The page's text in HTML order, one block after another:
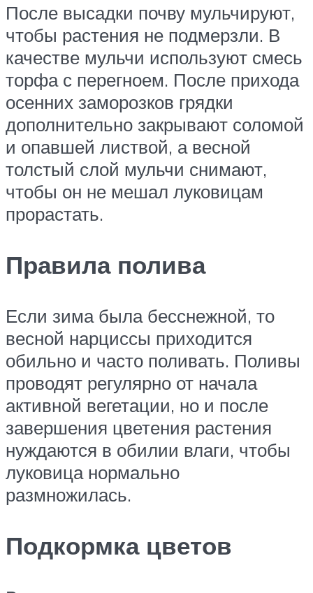
После высадки почву мульчируют,
чтобы растения не подмерзли. В
качестве мульчи используют смесь
торфа с перегноем. После прихода
осенних заморозков грядки
дополнительно закрывают соломой
и опавшей листвой, а весной
толстый слой мульчи снимают,
чтобы он не мешал луковицам
прорастать.
Правила полива
Если зима была бесснежной, то
весной нарциссы приходится
обильно и часто поливать. Поливы
проводят регулярно от начала
активной вегетации, но и после
завершения цветения растения
нуждаются в обилии влаги, чтобы
луковица нормально
размножилась.
Подкормка цветов